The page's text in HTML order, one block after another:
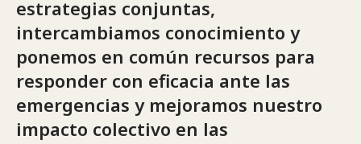
estrategias conjuntas,
intercambiamos conocimiento y
ponemos en común recursos para
responder con eficacia ante las
emergencias y mejoramos nuestro
impacto colectivo en las